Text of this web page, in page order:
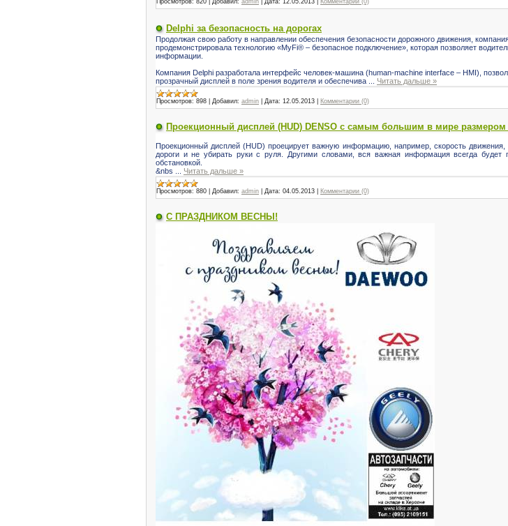
Delphi за безопасность на дорогах
Продолжая свою работу в направлении обеспечения безопасности дорожного движения,
продемонстрировала технологию «MyFi® – безопасное подключение», которая позволяет
информации.
Компания Delphi разработала интерфейс человек-машина (human-machine interface – HMI),
прозрачный дисплей в поле зрения водителя и обеспечива
Читать дальше »
Просмотров: 898 Добавил: admin Дата: 12.05.2013 Комментарии (0)
Проекционный дисплей (HUD) DENSO с самым большим в мире размером
Проекционный дисплей (HUD) проецирует важную информацию, например, скорость движения,
дороги и не убирать руки с руля. Другими словами, вся важная информация всегда
обстановкой.
&nbs
Читать дальше »
Просмотров: 880 Добавил: admin Дата: 04.05.2013 Комментарии (0)
C ПРАЗДНИКОМ ВЕСНЫ!